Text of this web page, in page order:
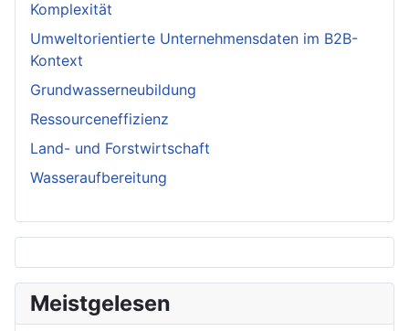
Komplexität
Umweltorientierte Unternehmensdaten im B2B-
Kontext
Grundwasserneubildung
Ressourceneffizienz
Land- und Forstwirtschaft
Wasseraufbereitung
Meistgelesen